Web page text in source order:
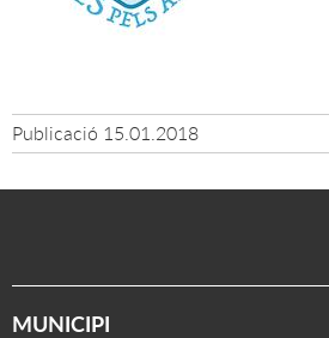
Publicació 15.01.2018
MUNICIPI